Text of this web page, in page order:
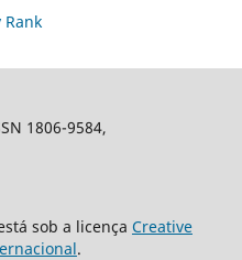
1806-9584,
sob a licença Creative
.